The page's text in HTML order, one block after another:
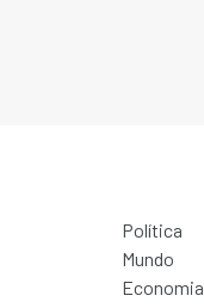
Política
Mundo
Economia